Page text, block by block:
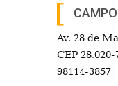
Av. 28 de
CEP
98114-3857